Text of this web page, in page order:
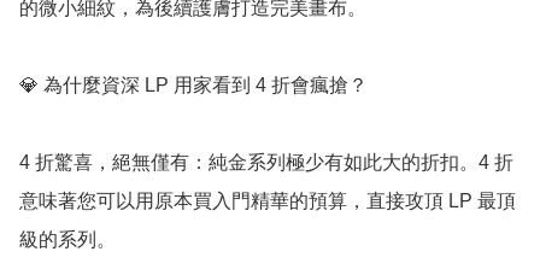
的微小細紋，為後續護膚打造完美畫布。
💎 為什麼資深 LP 用家看到 4 折會瘋搶？
4 折驚喜，絕無僅有：純金系列極少有如此大的折扣。4 折
意味著您可以用原本買入門精華的預算，直接攻頂 LP 最頂
級的系列。